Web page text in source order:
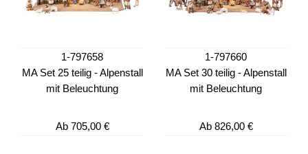
1-797658
MA Set 25 teilig - Alpenstall
mit Beleuchtung
Ab705,00 €
1-797660
MA Set 30 teilig - Alpenstall
mit Beleuchtung
Ab826,00 €